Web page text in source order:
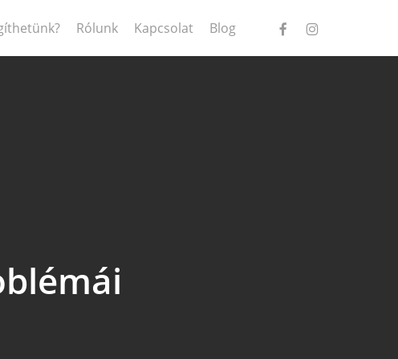
Rólunk Kapcsolat Blog facebookinstagram